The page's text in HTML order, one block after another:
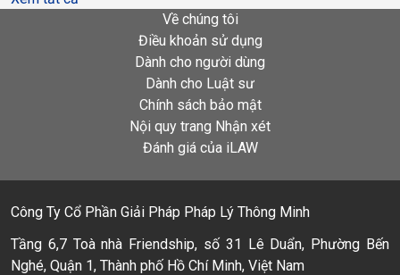
Về chúng tôi
Điều khoản sử dụng
Dành cho người dùng
Dành cho Luật sư
Chính sách bảo mật
Nội quy trang Nhận xét
Đánh giá của iLAW
Công Ty Cổ Phần Giải Pháp Pháp Lý Thông Minh
Tầng 6,7 Toà nhà Friendship, số 31 Lê Duẩn, Phường Bến
Nghé, Quận 1, Thành phố Hồ Chí Minh, Việt Nam